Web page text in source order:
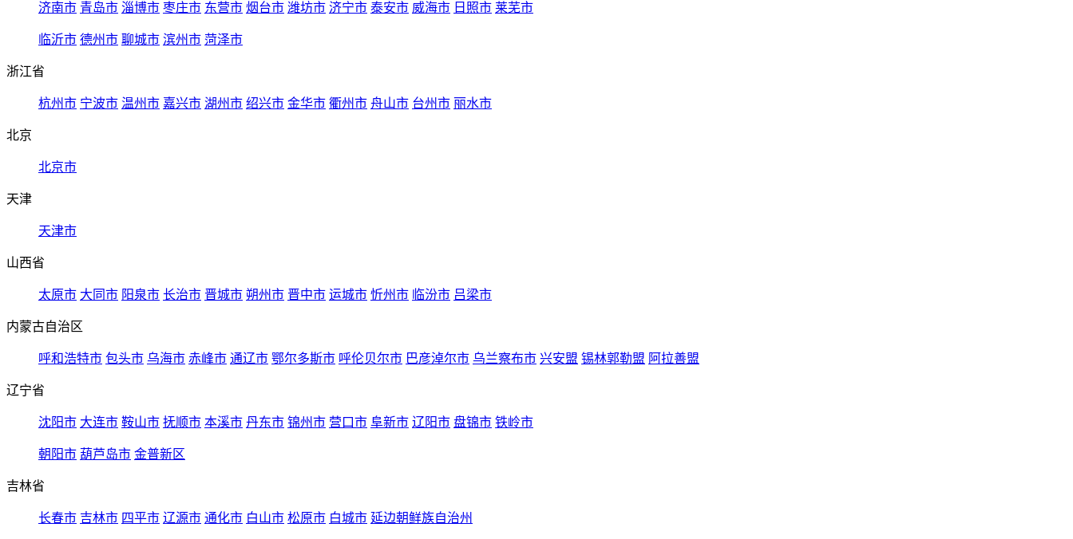
济南市 青岛市 淄博市 枣庄市 东营市 烟台市 潍坊市 济宁市 泰安市 威海市 日照市 莱芜市
临沂市 德州市 聊城市 滨州市 菏泽市
浙江省
杭州市 宁波市 温州市 嘉兴市 湖州市 绍兴市 金华市 衢州市 舟山市 台州市 丽水市
北京
北京市
天津
天津市
山西省
太原市 大同市 阳泉市 长治市 晋城市 朔州市 晋中市 运城市 忻州市 临汾市 吕梁市
内蒙古自治区
呼和浩特市 包头市 乌海市 赤峰市 通辽市 鄂尔多斯市 呼伦贝尔市 巴彦淖尔市 乌兰察布市 兴安盟 锡林郭勒盟 阿拉善盟
辽宁省
沈阳市 大连市 鞍山市 抚顺市 本溪市 丹东市 锦州市 营口市 阜新市 辽阳市 盘锦市 铁岭市
朝阳市 葫芦岛市 金普新区
吉林省
长春市 吉林市 四平市 辽源市 通化市 白山市 松原市 白城市 延边朝鲜族自治州